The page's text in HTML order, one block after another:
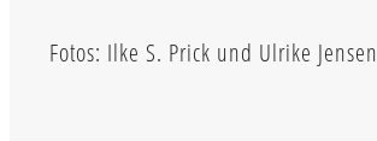
Fotos: Ilke S. Prick und Ulrike Jensen